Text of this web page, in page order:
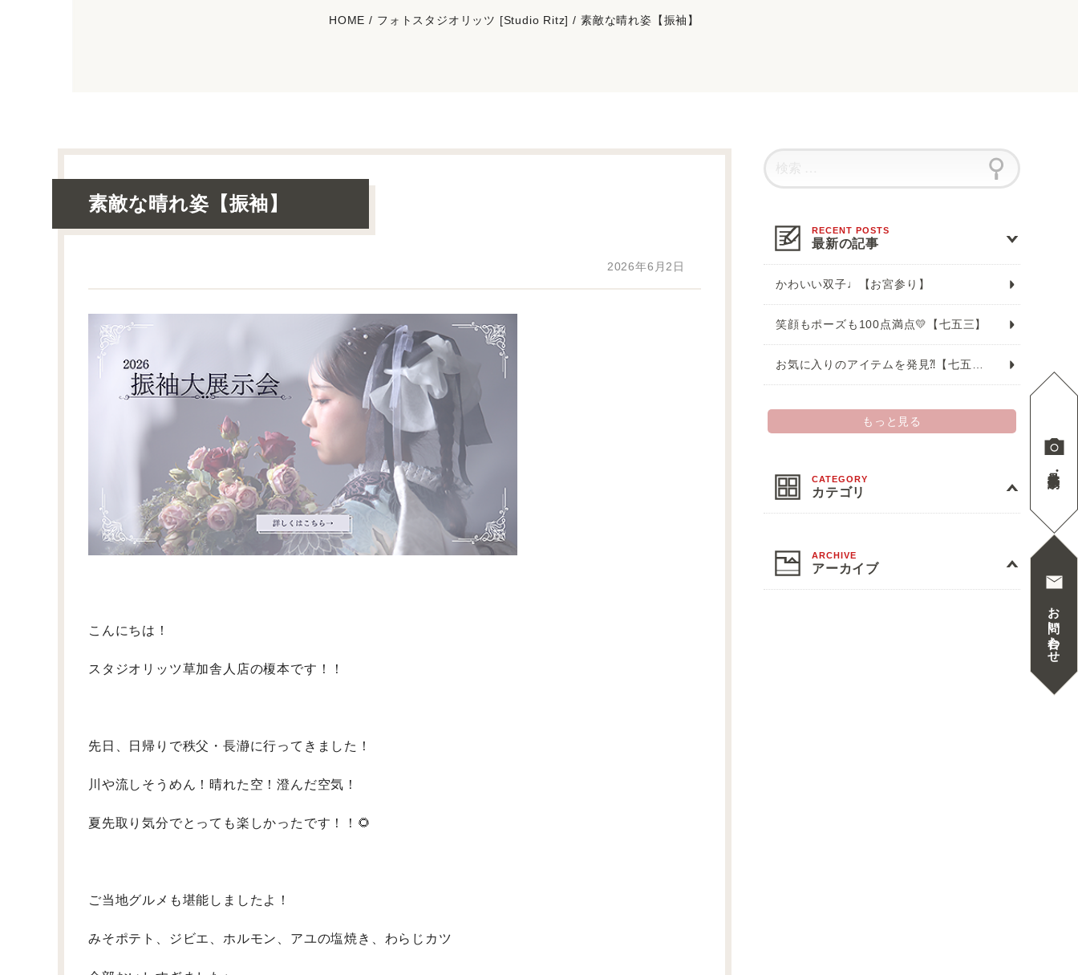
お問い合わせ
HOME フォトスタジオリッツ [Studio Ritz] 素敵な晴れ姿【振袖】
素敵な晴れ姿【振袖】
2026年6月2日
こんにちは！
スタジオリッツ草加舎人店の榎本です！！
先日、日帰りで秩父・長瀞に行ってきました！
川や流しそうめん！晴れた空！澄んだ空気！
夏先取り気分でとっても楽しかったです！！🌻
ご当地グルメも堪能しましたよ！
みそポテト、ジビエ、ホルモン、アユの塩焼き、わらじカツ
最新の記事
かわいい双子♩【お宮参り】
笑顔もポーズも100点満点💛【七五三】
もっと見る
カテゴリ
アーカイブ